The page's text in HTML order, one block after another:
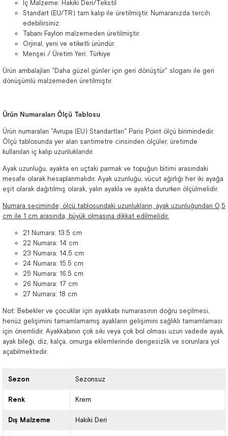
İç Malzeme: Hakiki Deri/Tekstil
Standart (EU/TR) tam kalıp ile üretilmiştir. Numaranızda tercih
edebilirsiniz.
Tabanı Faylon malzemeden üretilmiştir.
Orjinal, yeni ve etiketli üründür.
Menşei / Üretim Yeri: Türkiye
Ürün ambalajları "Daha güzel günler için geri dönüştür" sloganı ile geri
dönüşümlü malzemeden üretilmiştir.
Ürün Numaraları Ölçü Tablosu
Ürün numaraları "Avrupa (EU) Standartları" Paris Point ölçü birimindedir.
Ölçü tablosunda yer alan santimetre cinsinden ölçüler, üretimde
kullanılan iç kalıp uzunluklarıdır.
Ayak uzunluğu, ayakta en uçtaki parmak ve topuğun bitimi arasındaki
mesafe olarak hesaplanmalıdır. Ayak uzunluğu, vücut ağırlığı her iki ayağa
eşit olarak dağıtılmış olarak, yalın ayakla ve ayakta dururken ölçülmelidir.
Numara seçiminde; ölçü tablosundaki uzunlukların, ayak uzunluğundan 0,5
cm ile 1 cm arasında, büyük olmasına dikkat edilmelidir.
21 Numara: 13.5 cm
22 Numara: 14 cm
23 Numara: 14,5 cm
24 Numara: 15.5 cm
25 Numara: 16.5 cm
26 Numara: 17 cm
27 Numara: 18 cm
Not: Bebekler ve çocuklar için ayakkabı numarasının doğru seçilmesi,
henüz gelişimini tamamlamamış ayakların gelişimini sağlıklı tamamlaması
için önemlidir. Ayakkabının çok sıkı veya çok bol olması uzun vadede ayak,
ayak bileği, diz, kalça, omurga eklemlerinde dengesizlik ve sorunlara yol
açabilmektedir.
Sezon Sezonsuz
Renk Krem
Dış Malzeme Hakiki Deri